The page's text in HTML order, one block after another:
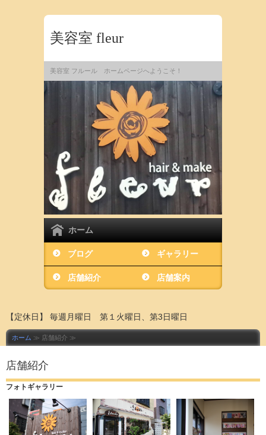
美容室 fleur
美容室 フルール ホームページへようこそ！
ホーム
ブログ ギャラリー
店舗紹介 店舗案内
【定休日】 毎週月曜日 第１火曜日、第3日曜日
ホーム ≫ 店舗紹介 ≫
店舗紹介
フォトギャラリー